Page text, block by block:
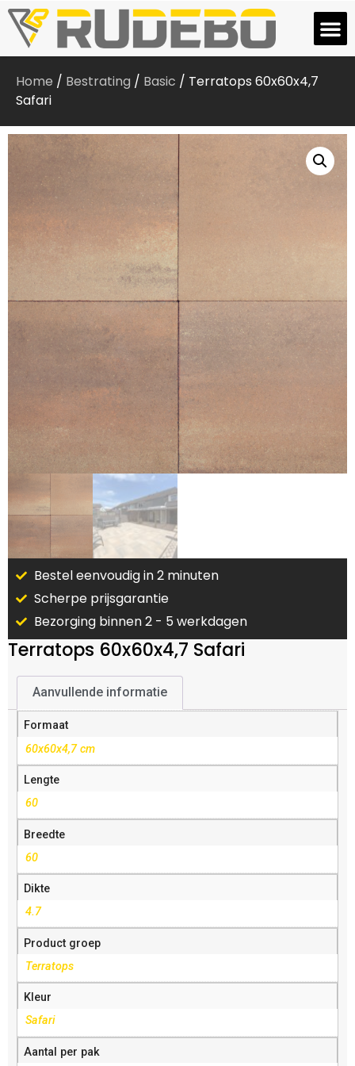
Home / Bestrating / Basic / Terratops 60x60x4,7
Safari
Bestel eenvoudig in 2 minuten
Scherpe prijsgarantie
Bezorging binnen 2 - 5 werkdagen
Terratops 60x60x4,7 Safari
Aanvullende informatie
Formaat
60x60x4,7 cm
Lengte
60
Breedte
60
Dikte
4.7
Product groep
Terratops
Kleur
Safari
Aantal per pak